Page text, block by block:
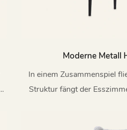
Moderne Metall
In einem Zusammenspiel
Struktur fängt der